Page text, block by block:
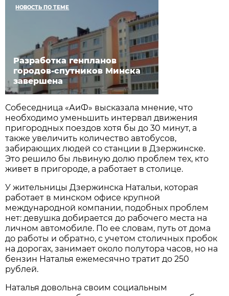
НОВОСТЬ ПО ТЕМЕ
Разработка генпланов
городов-спутников Минска
завершена
Собеседница «АиФ» высказала мнение, что
необходимо уменьшить интервал движения
пригородных поездов хотя бы до 30 минут, а
также увеличить количество автобусов,
забирающих людей со станции в Дзержинске.
Это решило бы львиную долю проблем тех, кто
живет в пригороде, а работает в столице.
У жительницы Дзержинска Натальи, которая
работает в минском офисе крупной
международной компании, подобных проблем
нет: девушка добирается до рабочего места на
личном автомобиле. По ее словам, путь от дома
до работы и обратно, с учетом столичных пробок
на дорогах, занимает около полутора часов, но на
бензин Наталья ежемесячно тратит до 250
рублей.
Наталья довольна своим социальным